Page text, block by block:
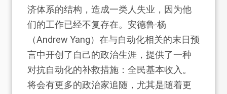
济体系的结构，造成一类人失业，因为他
们的工作已经不复存在。安德鲁·杨
（Andrew Yang）在与自动化相关的末日预
言中开创了自己的政治生涯，提供了一种
对抗自动化的补救措施：全民基本收入。
将会有更多的政治家追随，尤其是随着更